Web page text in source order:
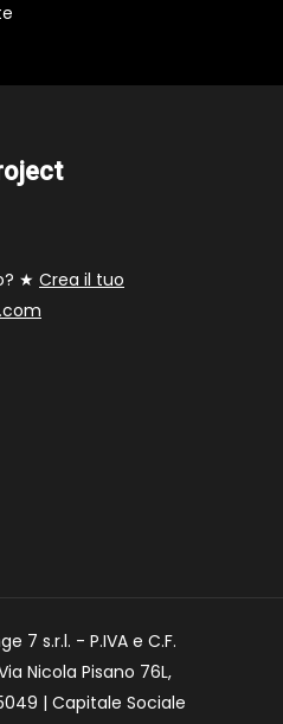
★ Crea il tuo
7 s.r.l. - P.IVA e C.F.
Nicola Pisano 76L,
| Capitale Sociale